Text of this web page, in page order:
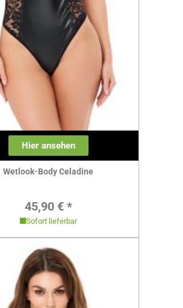
Hier ansehen
Wetlook-Body Celadine
Regulärer Preis:
45,90 € *
Sofort lieferbar